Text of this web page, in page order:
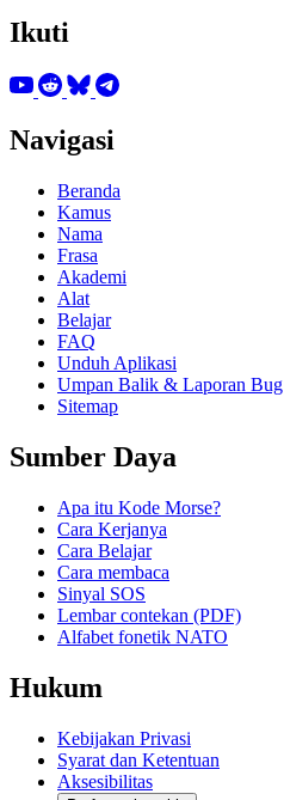
Ikuti
Navigasi
Beranda
Kamus
Nama
Frasa
Akademi
Alat
Belajar
FAQ
Unduh Aplikasi
Umpan Balik & Laporan Bug
Sitemap
Sumber Daya
Apa itu Kode Morse?
Cara Kerjanya
Cara Belajar
Cara membaca
Sinyal SOS
Lembar contekan (PDF)
Alfabet fonetik NATO
Hukum
Kebijakan Privasi
Syarat dan Ketentuan
Aksesibilitas